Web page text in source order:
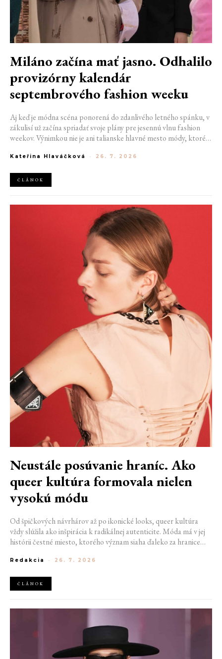
Miláno začína mať jasno. Odhalilo
provizórny kalendár
septembrového fashion weeku
Aj keď je módna scéna ponorená do zdanlivého letného spánku, v
zákulisí už začína spriadať svoje plány pre jesennú vlnu fashion
weekov. Výnimkou nie je ani talianske hlavné mesto módy, ktoré
od 22. do 28. septembra privíta tradičné mená, pozornosť však
značky Moschino.
Kateřina Hlaváčková - 26. 7. 2026
ČLÁNOK
Neustále posúvanie hraníc. Ako
queer kultúra formovala nielen
vysokú módu
Od špičkových návrhárov až po ikonické looks, queer kultúra
vždy slúžila ako inšpirácia k radikálnej autenticite. Móda má v jej
histórii čestné miesto, ktorého význam siaha ďaleko za hranice
postihom a nebezpečenstvu, fungovalo práve oblečenie ako tichý
jeden druhého a vďaka veľkolepej ballroom scéne mali aj ľudia na
okraji spoločnosti priestor zažiariť na mólach. Ako sa queer
Redakcia - 26. 7. 2026
ČLÁNOK